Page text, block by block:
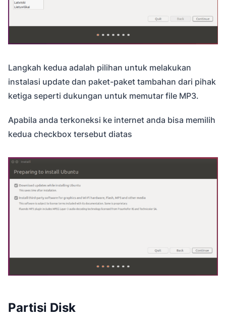
Langkah kedua adalah pilihan untuk melakukan
instalasi update dan paket-paket tambahan dari pihak
ketiga seperti dukungan untuk memutar file MP3.
Apabila anda terkoneksi ke internet anda bisa memilih
kedua checkbox tersebut diatas
Partisi Disk